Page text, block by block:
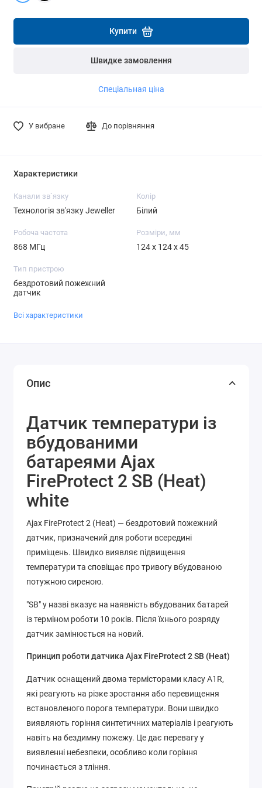
Купити
Швидке замовлення
Спеціальная ціна
У вибране До порівняння
Характеристики
Канали зв`язку
Технологія зв'язку Jeweller
Колір
Білий
Робоча частота
868 МГц
Розміри, мм
124 x 124 x 45
Тип пристрою
бездротовий пожежний
датчик
Всі характеристики
Опис
Датчик температури із
вбудованими
батареями Ajax
FireProtect 2 SB (Heat)
white
Ajax FireProtect 2 (Heat) — бездротовий пожежний
датчик, призначений для роботи всередині
приміщень. Швидко виявляє підвищення
температури та сповіщає про тривогу вбудованою
потужною сиреною.
"SB" у назві вказує на наявність вбудованих батарей
із терміном роботи 10 років. Після їхнього розряду
датчик замінюється на новий.
Принцип роботи датчика Ajax FireProtect 2 SB (Heat)
Датчик оснащений двома термісторами класу A1R,
які реагують на різке зростання або перевищення
встановленого порога температури. Вони швидко
виявляють горіння синтетичних матеріалів і реагують
навіть на бездимну пожежу. Це дає перевагу у
виявленні небезпеки, особливо коли горіння
починається з тління.